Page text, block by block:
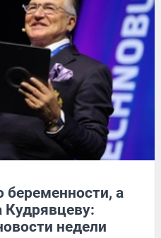
беременности, а
Кудрявцеву:
недели